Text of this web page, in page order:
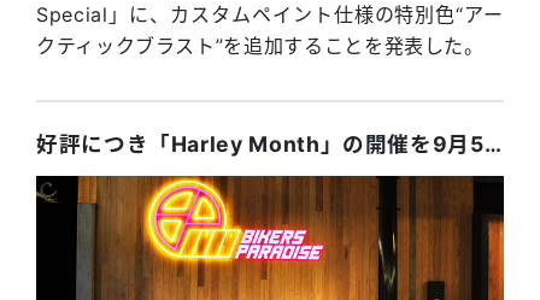
Special」に、カスタムペイント仕様の特別色“アー
クティックブラスト”を追加することを発表した。
好評につき「Harley Month」の開催を9月5日まで延長。2021年モデルの展示や平日試乗機会を追加！